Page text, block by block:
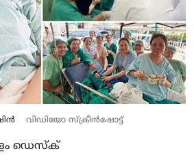
വിഡിയോ സ്‌ക്രീന്‍ഷോട്ട്
ഡെസ്ക്